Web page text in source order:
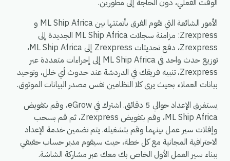
الوقت الفعلي، دون الحاجة إلى مطورين.
الأمور الشائعة التي تقوم الفرق بأتمتتها بين ML Ship Africa و
Zrexpress: مزامنة سجلات ML Ship Africa الجديدة إلى
Zrexpress، دفع تحديثات Zrexpress إلى ML Ship Africa،
توزيع حدث واحد في ML Ship Africa إلى إجراءات متعددة عبر
Zrexpress، تنبيه فريقك في الدردشة عند حدوث أي خلل، وتوحيد
بيانات العملاء بحيث يرى كلا النظامين نفس مصدر البيانات الموثوق.
يستغرق الإعداد حوالي 5 دقائق. اشترك في eGrow، وقم بتفويض
ML Ship Africa، وقم بتفويض Zrexpress، ثم قم بسحب
وإفلات سير عمل بينهما وقم بتشغيله. يتم تضمين خدمة الإعداد
الاحترافية المجانية مع كل خطة، حيث سيقوم مدير حساب حقيقي
ببناء سير العمل الأول الخاص بك معك عبر مشاركة الشاشة.